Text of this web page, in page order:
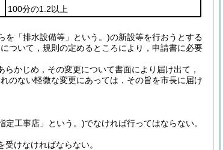
100分の1.2以上
を「排水設備等」という。)の新設等を行おうとする
ついて，規則の定めるところにより，申請書に必要
かじめ，その変更について書面により届け出て，
のない軽微な変更にあっては，その旨を市長に届け
定工事店」という。)でなければ行ってはならない。
けなければならない。